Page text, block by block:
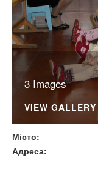
3 Images
VIEW GALLERY
Місто
Адреса